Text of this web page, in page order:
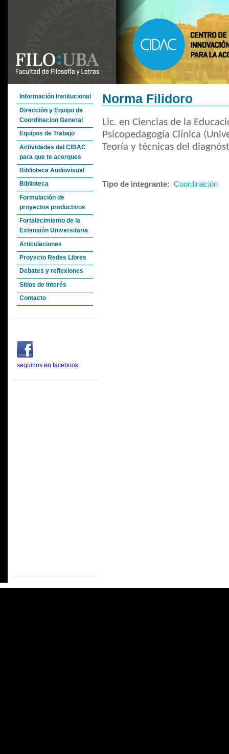
Información Institucional
Dirección y Equipo de
Coordinacion General
Equipos de Trabajo
Actividades del CIDAC
para que te acerques
Biblioteca Audiovisual
Biblioteca
Formulación de
proyectos productivos
Fortalecimiento de la
Extensión Universitaria
Articulaciones
Proyecto Redes Libres
Debates y reflexiones
Sitios de Interés
Contacto
seguinos en facebook
Norma Filidoro
Lic. en Ciencias de la
Psicopedagogía Clínica
Teoría y técnicas del
Tipo de integrante: Coordinación